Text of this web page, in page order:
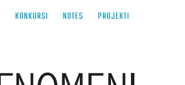
KONKURSI NOTES PROJEKTI